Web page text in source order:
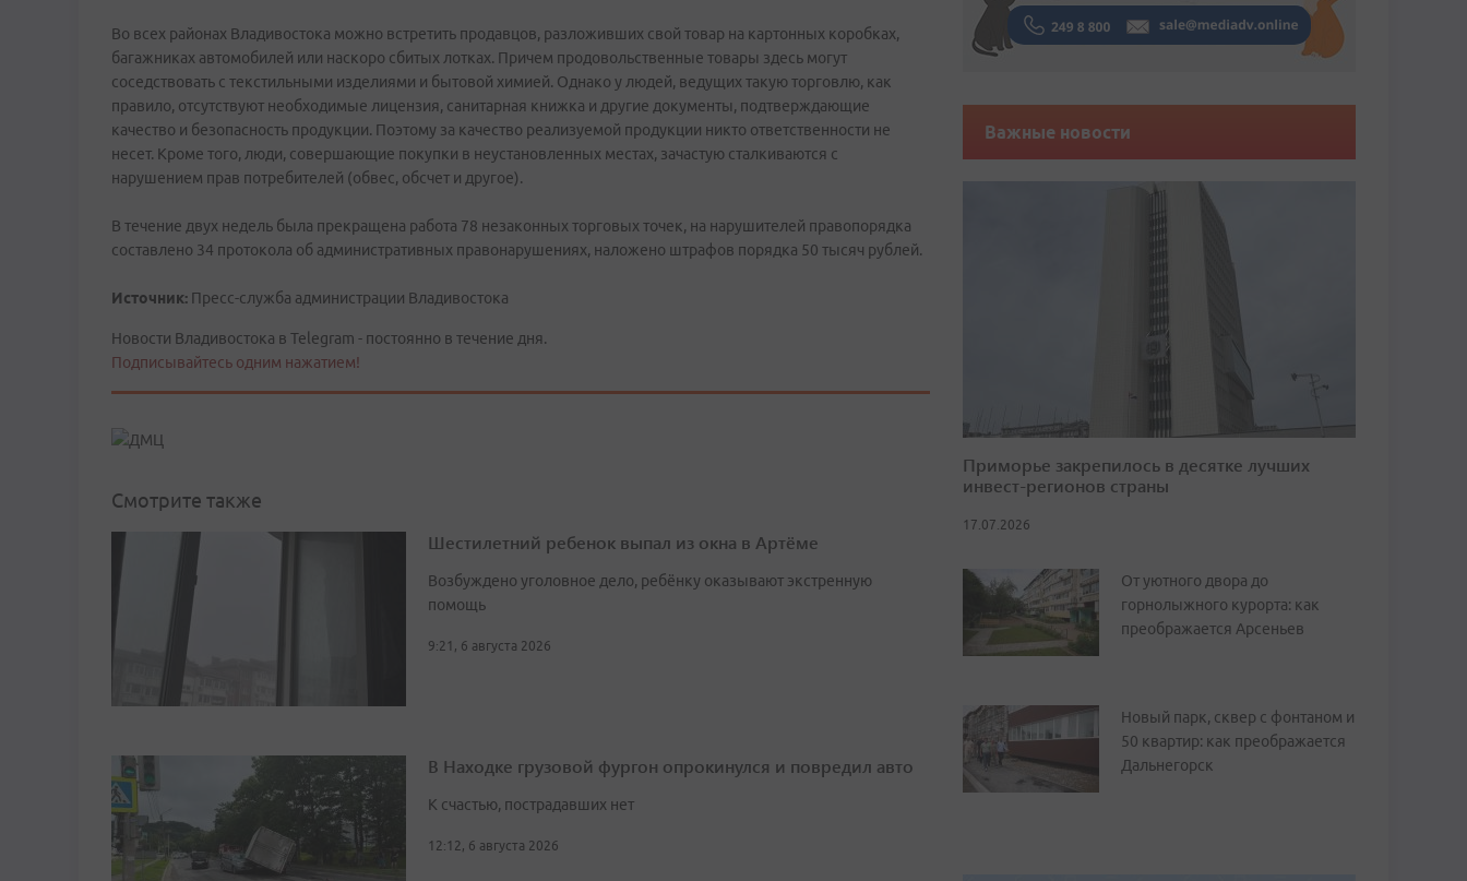
Во всех районах Владивостока можно встретить продавцов, разложивших свой товар на картонных коробках,
багажниках автомобилей или наскоро сбитых лотках. Причем продовольственные товары здесь могут
соседствовать с текстильными изделиями и бытовой химией. Однако у людей, ведущих такую торговлю, как
правило, отсутствуют необходимые лицензия, санитарная книжка и другие документы, подтверждающие
качество и безопасность продукции. Поэтому за качество реализуемой продукции никто ответственности не
несет. Кроме того, люди, совершающие покупки в неустановленных местах, зачастую сталкиваются с
нарушением прав потребителей (обвес, обсчет и другое).
В течение двух недель была прекращена работа 78 незаконных торговых точек, на нарушителей правопорядка
составлено 34 протокола об административных правонарушениях, наложено штрафов порядка 50 тысяч рублей.
Источник: Пресс-служба администрации Владивостока
Новости Владивостока в Telegram - постоянно в течение дня.
Подписывайтесь одним нажатием!
Смотрите также
Шестилетний ребенок выпал из окна в Артёме
Возбуждено уголовное дело, ребёнку оказывают экстренную
помощь
9:21, 6 августа 2026
В Находке грузовой фургон опрокинулся и повредил авто
К счастью, пострадавших нет
12:12, 6 августа 2026
Важные новости
Приморье закрепилось в десятке лучших
инвест-регионов страны
17.07.2026
От уютного двора до
горнолыжного курорта: как
преображается Арсеньев
Новый парк, сквер с фонтаном и
50 квартир: как преображается
Дальнегорск